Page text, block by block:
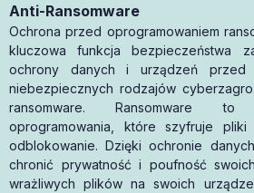
Anti-Ransomware
Ochrona przed oprogramowaniem
kluczowa funkcja bezpieczeństwa
ochrony danych i urządzeń przed
niebezpiecznych rodzajów
ransomware. Ransomware to
oprogramowania, które szyfruje
odblokowanie. Dzięki ochronie
chronić prywatność i poufność
wrażliwych plików na swoich